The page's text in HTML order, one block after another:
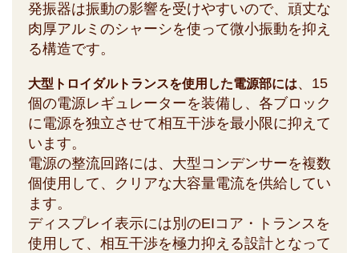
発振器は振動の影響を受けやすいので、頑丈な
肉厚アルミのシャーシを使って微小振動を抑え
る構造です。
大型トロイダルトランスを使用した電源部には、15
個の電源レギュレーターを装備し、各ブロック
に電源を独立させて相互干渉を最小限に抑えて
います。
電源の整流回路には、大型コンデンサーを複数
個使用して、クリアな大容量電流を供給してい
ます。
ディスプレイ表示には別のEIコア・トランスを
使用して、相互干渉を極力抑える設計となって